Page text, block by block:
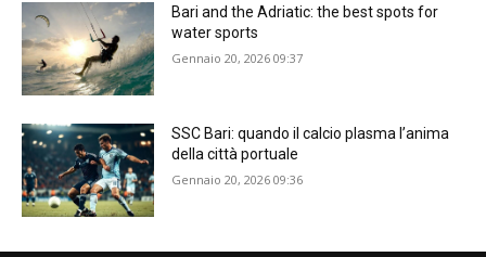
Bari and the Adriatic: the best spots for
water sports
Gennaio 20, 2026 09:37
SSC Bari: quando il calcio plasma l’anima
della città portuale
Gennaio 20, 2026 09:36